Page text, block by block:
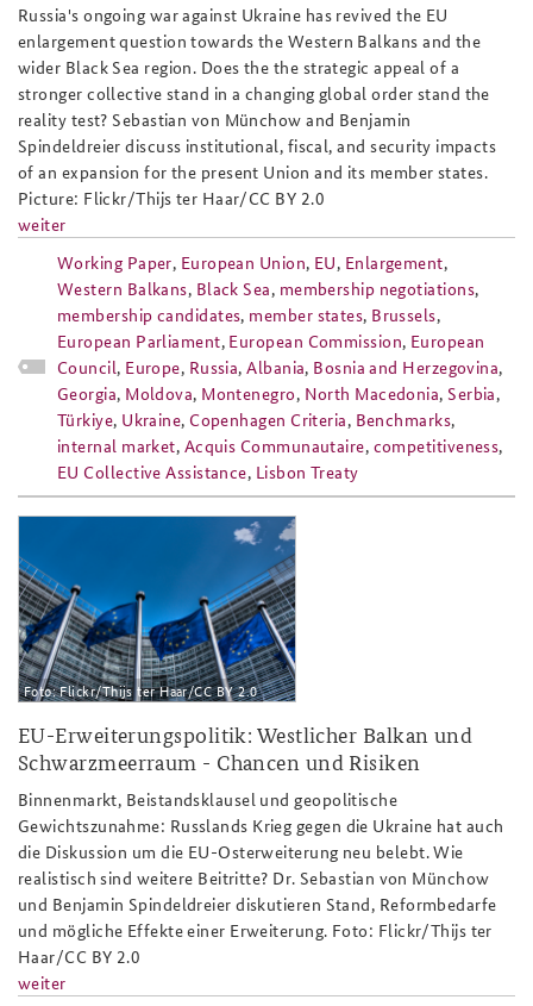
Russia's ongoing war against Ukraine has revived the EU
enlargement question towards the Western Balkans and the
wider Black Sea region. Does the the strategic appeal of a
stronger collective stand in a changing global order stand the
reality test? Sebastian von Münchow and Benjamin
Spindeldreier discuss institutional, fiscal, and security impacts
of an expansion for the present Union and its member states.
Picture: Flickr/Thijs ter Haar/CC BY 2.0
weiter
Working Paper, European Union, EU, Enlargement,
Western Balkans, Black Sea, membership negotiations,
membership candidates, member states, Brussels,
European Parliament, European Commission, European
Council, Europe, Russia,Albania, Bosnia and Herzegovina,
Georgia, Moldova, Montenegro, North Macedonia, Serbia,
Türkiye, Ukraine, Copenhagen Criteria, Benchmarks,
internal market, Acquis Communautaire, competitiveness,
EU Collective Assistance, Lisbon Treaty
Foto: Flickr/Thijs ter Haar/CC BY 2.0
EU-Erweiterungspolitik: Westlicher Balkan und
Schwarzmeerraum - Chancen und Risiken
Binnenmarkt, Beistandsklausel und geopolitische
Gewichtszunahme: Russlands Krieg gegen die Ukraine hat auch
die Diskussion um die EU-Osterweiterung neu belebt. Wie
realistisch sind weitere Beitritte? Dr. Sebastian von Münchow
und Benjamin Spindeldreier diskutieren Stand, Reformbedarfe
und mögliche Effekte einer Erweiterung. Foto: Flickr/Thijs ter
Haar/CC BY 2.0
weiter